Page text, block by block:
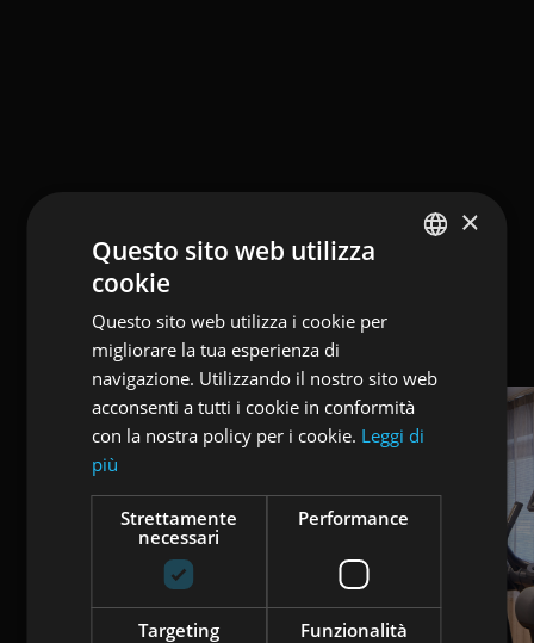
GERMAN
×
Questo sito web utilizza
cookie
Questo sito web utilizza i cookie per
migliorare la tua esperienza di
navigazione. Utilizzando il nostro sito web
acconsenti a tutti i cookie in conformità
con la nostra policy per i cookie. Leggi di
più
Strettamente
necessari
Performance
Targeting Funzionalità